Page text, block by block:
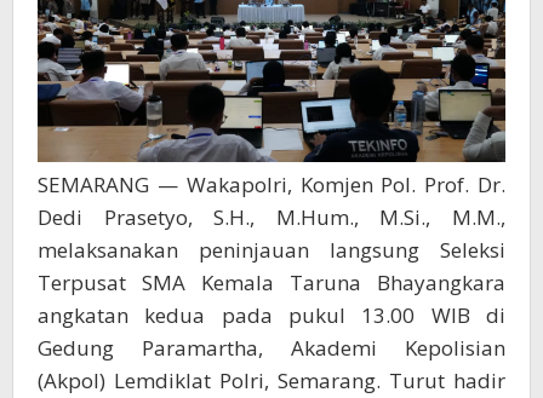
SEMARANG — Wakapolri, Komjen Pol. Prof. Dr.
Dedi Prasetyo, S.H., M.Hum., M.Si., M.M.,
melaksanakan peninjauan langsung Seleksi
Terpusat SMA Kemala Taruna Bhayangkara
angkatan kedua pada pukul 13.00 WIB di
Gedung Paramartha, Akademi Kepolisian
(Akpol) Lemdiklat Polri, Semarang. Turut hadir